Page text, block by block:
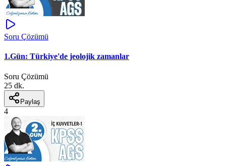
Soru Çözümü
1.Gün: Türkiye'de jeolojik zamanlar
Soru Çözümü
25 dk.
Paylaş
4